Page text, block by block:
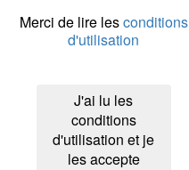
Merci de lire lesconditions
d'utilisation
J'ai lu les
conditions
d'utilisation et je
les accepte